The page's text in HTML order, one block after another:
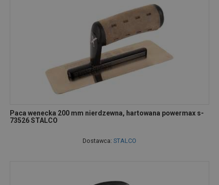
Paca wenecka 200 mm nierdzewna, hartowana powermax s-
73526 STALCO
Dostawca: STALCO